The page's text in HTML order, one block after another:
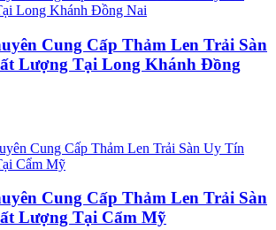
Cung Cấp Thảm Len Trải Sàn
Lượng Tại Long Khánh Đồng
Cung Cấp Thảm Len Trải Sàn
Lượng Tại Cẩm Mỹ